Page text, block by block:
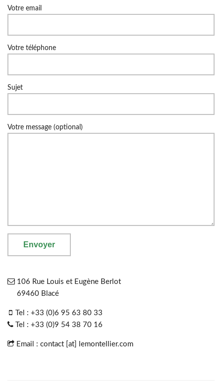
Votre email
Votre téléphone
Sujet
Votre message (optional)
106 Rue Louis et Eugène Berlot
69460 Blacé
Tel : +33 (0)6 95 63 80 33
Tel : +33 (0)9 54 38 70 16
Email : contact [at] lemontellier.com